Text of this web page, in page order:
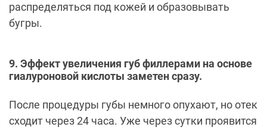
распределяться под кожей и образовывать
бугры.
9. Эффект увеличения губ филлерами на основе
гиалуроновой кислоты заметен сразу.
После процедуры губы немного опухают, но отек
сходит через 24 часа. Уже через сутки проявится